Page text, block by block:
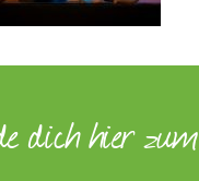
dich hier